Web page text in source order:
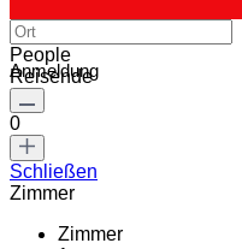
Anmeldung
People
Reisende
0
Schließen
Zimmer
Zimmer